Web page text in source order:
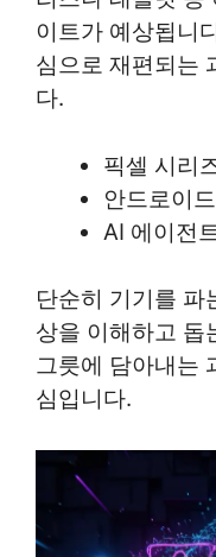
이트가 예상됩니
심으로 재편되는
다.
픽셀 시리
안드로이
AI 에이전
단순히 기기를 파
상을 이해하고 돕
그릇에 담아내는
심입니다.